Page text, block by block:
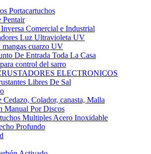
Portacartuchos
Pentair
Comercial e Industrial
Luz Ultravioleta UV
cuarzo UV
De Entrada Toda La Casa
control del sarro
ELECTRONICOS
Libres De Sal
Cedazo, Colador, canasta, Malla
Manual Por Discos
Multiples Acero Inoxidable
Profundo